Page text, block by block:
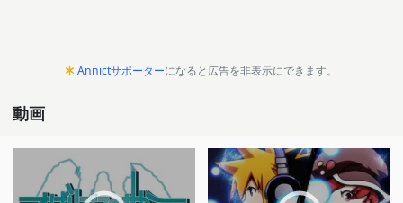
Annictサポーターになると広告を非表示にできます。
動画